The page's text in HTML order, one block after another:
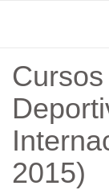
Approved
2015)